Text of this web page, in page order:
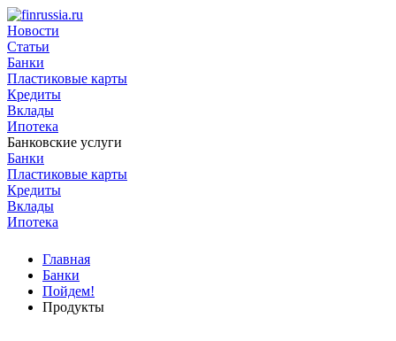
Новости
Статьи
Банки
Пластиковые карты
Кредиты
Вклады
Ипотека
Банковские услуги
Банки
Пластиковые карты
Кредиты
Вклады
Ипотека
Главная
Банки
Пойдем!
Продукты